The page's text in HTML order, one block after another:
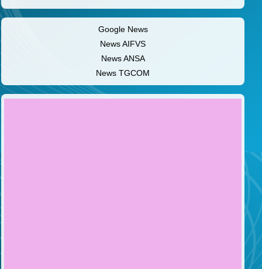
Google News
News AIFVS
News ANSA
News TGCOM